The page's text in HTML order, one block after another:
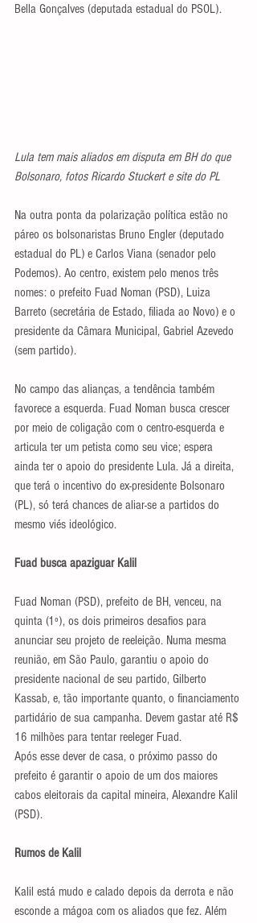
Bella Gonçalves (deputada estadual do PSOL).
Lula tem mais aliados em disputa em BH do que
Bolsonaro, fotos Ricardo Stuckert e site do PL
Na outra ponta da polarização política estão no
páreo os bolsonaristas Bruno Engler (deputado
estadual do PL) e Carlos Viana (senador pelo
Podemos). Ao centro, existem pelo menos três
nomes: o prefeito Fuad Noman (PSD), Luiza
Barreto (secretária de Estado, filiada ao Novo) e o
presidente da Câmara Municipal, Gabriel Azevedo
(sem partido).
No campo das alianças, a tendência também
favorece a esquerda. Fuad Noman busca crescer
por meio de coligação com o centro-esquerda e
articula ter um petista como seu vice; espera
ainda ter o apoio do presidente Lula. Já a direita,
que terá o incentivo do ex-presidente Bolsonaro
(PL), só terá chances de aliar-se a partidos do
mesmo viés ideológico.
Fuad busca apaziguar Kalil
Fuad Noman (PSD), prefeito de BH, venceu, na
quinta (1º), os dois primeiros desafios para
anunciar seu projeto de reeleição. Numa mesma
reunião, em São Paulo, garantiu o apoio do
presidente nacional de seu partido, Gilberto
Kassab, e, tão importante quanto, o financiamento
partidário de sua campanha. Devem gastar até R$
16 milhões para tentar reeleger Fuad.
Após esse dever de casa, o próximo passo do
prefeito é garantir o apoio de um dos maiores
cabos eleitorais da capital mineira, Alexandre Kalil
(PSD).
Rumos de Kalil
Kalil está mudo e calado depois da derrota e não
esconde a mágoa com os aliados que fez. Além